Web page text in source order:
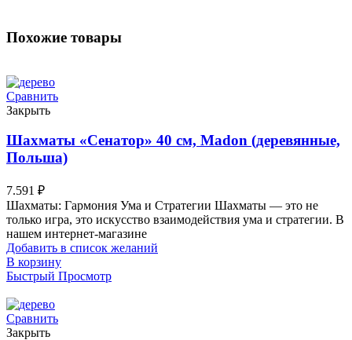
Похожие товары
Сравнить
Закрыть
Шахматы «Сенатор» 40 см, Madon (деревянные,
Польша)
7.591 ₽
Шахматы: Гармония Ума и Стратегии Шахматы — это не
только игра, это искусство взаимодействия ума и стратегии. В
нашем интернет-магазине
Добавить в список желаний
В корзину
Быстрый Просмотр
Сравнить
Закрыть